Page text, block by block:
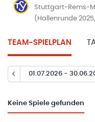
Stuttgart-Rems-
(Hallenrunde
TEAM-SPIELPLAN
01.07.2026 -
Keine Spiele gefunden